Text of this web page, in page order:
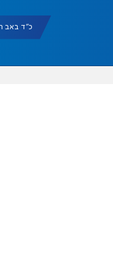
כ"ד באב תשפ"ו